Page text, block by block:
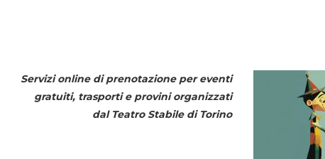
Servizi online di prenotazione per eventi
gratuiti, trasporti e provini organizzati
dal Teatro Stabile di Torino